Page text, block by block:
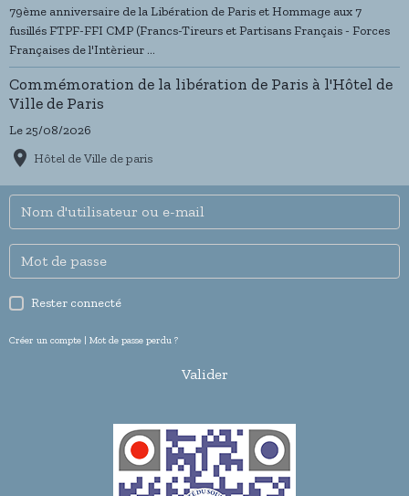
79ème anniversaire de la Libération de Paris et Hommage aux 7
fusillés FTPF-FFI CMP (Francs-Tireurs et Partisans Français - Forces
Françaises de l'Intèrieur ...
Commémoration de la libération de Paris à l'Hôtel de
Ville de Paris
Le 25/08/2026
Hôtel de Ville de paris
Rester connecté
Créer un compte | Mot de passe perdu ?
Valider